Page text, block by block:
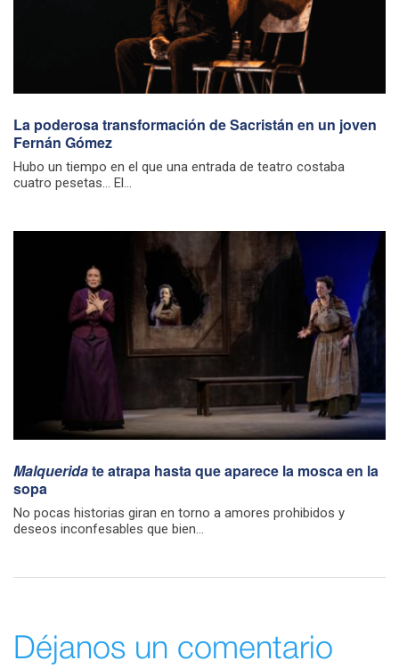
La poderosa transformación de Sacristán en un joven
Fernán Gómez
Hubo un tiempo en el que una entrada de teatro costaba
cuatro pesetas… El...
Malqueridate atrapa hasta que aparece la mosca en la
sopa
No pocas historias giran en torno a amores prohibidos y
deseos inconfesables que bien...
Déjanos un comentario